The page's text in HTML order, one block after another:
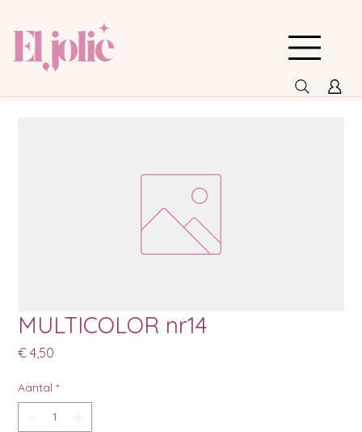
MULTICOLOR nr14
€ 4,50
Aantal *